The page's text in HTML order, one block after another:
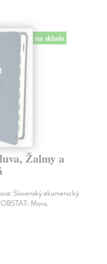
na sklade
Žalmy a
Slovenský ekumenický
Mons.